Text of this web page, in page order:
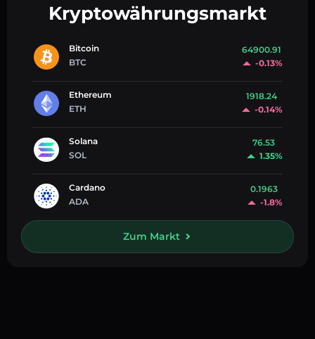
Kryptowährungsmarkt
Bitcoin
BTC
64900.91
-0.13%
Ethereum
ETH
1918.24
-0.14%
Solana
SOL
76.53
1.35%
Cardano
ADA
0.1963
-1.8%
Zum Markt